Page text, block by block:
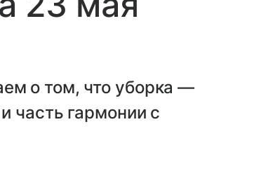
о том, что уборка —
часть гармонии с